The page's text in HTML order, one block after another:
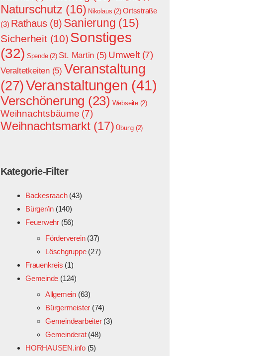
Naturschutz (16) Nikolaus (2) Ortsstraße
(3) Rathaus(8) Sanierung (15)
Sicherheit(10) Sonstiges
(32) Spende(2) St. Martin (5) Umwelt(7)
Veraltetkeiten(5) Veranstaltung
(27)Veranstaltungen (41)
Verschönerung (23) Webseite(2)
Weihnachtsbäume (7)
Weihnachtsmarkt(17) Übung (2)
Kategorie-Filter
Backesraach(43)
Bürger/in(140)
Feuerwehr(56)
Förderverein(37)
Löschgruppe(27)
Frauenkreis (1)
Gemeinde (124)
Allgemein(63)
Bürgermeister (74)
Gemeindearbeiter(3)
Gemeinderat(48)
HORHAUSEN.info(5)